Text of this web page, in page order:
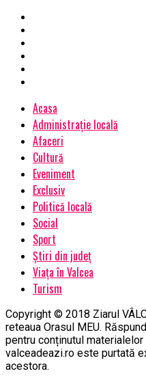
Acasa
Administrație locală
Afaceri
Cultură
Eveniment
Exclusiv
Politică locală
Social
Sport
Știri din județ
Viața în Valcea
Turism
Copyright © 2018 Ziarul
reteaua Orasul MEU.
pentru conținutul
valceadeazi.ro este purtată
acestora.